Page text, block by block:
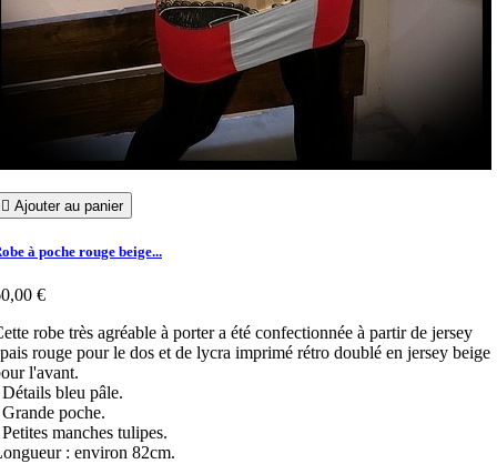
 Ajouter au panier
à poche rouge beige...
€
robe très agréable à porter a été confectionnée à partir de jersey
rouge pour le dos et de lycra imprimé rétro doublé en jersey beige
l'avant.
bleu pâle.
poche.
manches tulipes.
: environ 82cm.